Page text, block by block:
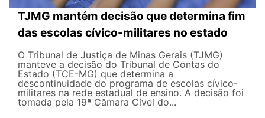
TJMG mantém decisão que determina fim
das escolas cívico-militares no estado
O Tribunal de Justiça de Minas Gerais (TJMG)
manteve a decisão do Tribunal de Contas do
Estado (TCE-MG) que determina a
descontinuidade do programa de escolas cívico-
militares na rede estadual de ensino. A decisão foi
tomada pela 19ª Câmara Cível do...